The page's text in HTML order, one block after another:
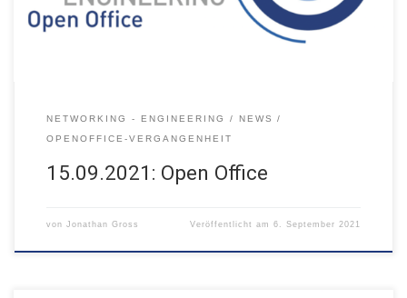
NETWORKING - ENGINEERING
NEWS
OPENOFFICE-VERGANGENHEIT
15.09.2021: Open Office
von Jonathan Gross Veröffentlicht am6. September 2021